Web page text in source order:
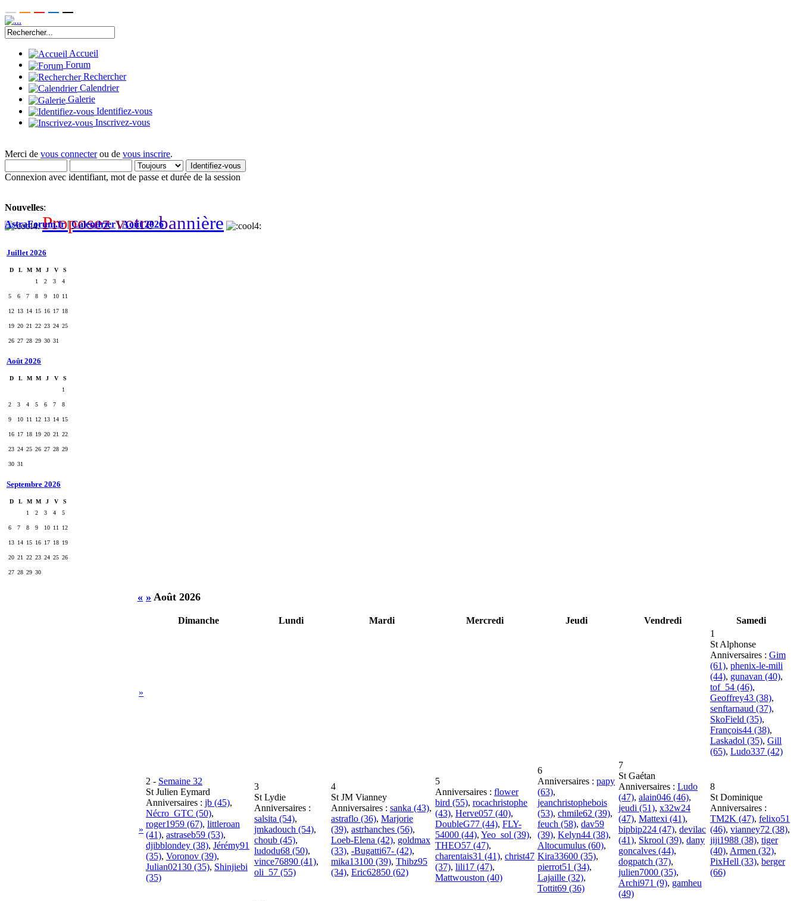
Accueil
Forum
Rechercher
Calendrier
Galerie
Identifiez-vous
Inscrivez-vous
Merci de vous connecterou de vous inscrire.
Connexion avec identifiant, mot de passe et durée de la session
Nouvelles:
Proposez votre bannière
AstraForum.fr|Calendrier|Août 2026
Juillet 2026
D L M M J V
S
1
2 3 4
5 6 7 8 9 10 11
12 13 14 15 16 17 18
19 20 21 22 23 24 25
26 27 28 29 30 31
Août 2026
D L M M J V
S
1
2 3 4 5 6 7 8
9 10 11 12 13 14 15
16 17 18 19 20 21 22
23 24 25 26 27 28 29
30 31
Septembre 2026
D L M M J V
S
1
2 3 4 5
6 7 8 9 10 11 12
13 14 15 16 17 18 19
20 21 22 23 24 25 26
27 28 29 30
« » Août 2026
Dimanche Lundi Mardi Mercredi Jeudi Vendredi Samedi
»
1
St Alphonse
Anniversaires : Gim
(61), phenix-le-mili
(44), gunavan (40),
tof_54 (46),
Geoffrey43 (38),
senftarnaud (37),
SkoField (35),
François44 (38),
Laskadol (35), Gill
(65), Ludo337 (42)
»
2 - Semaine 32
St Julien Eymard
Anniversaires : jb (45),
Nécro_GTC (50),
roger1959 (67), littleroan
(41), astraseb59 (53),
djibblondey (38), Jérémy91
(35), Voronov (39),
Julian02130 (35), Shinjiebi
(35)
3
St Lydie
Anniversaires :
salsita (54),
jmkadouch (54),
choub (45),
ludodu68 (50),
vince76890 (41),
oli_57 (55)
4
St JM Vianney
Anniversaires : sanka (43),
astraflo (36), Marjorie
(39), astrhanches (56),
Loeb-Elena (42), goldmax
(33), -Bugatti67- (42),
mika13100 (39), Thibz95
(34), Eric62850 (62)
5
Anniversaires : flower
bird (55), rocachristophe
(43), Herve057 (40),
DoubleG77 (44), FLY-
54000 (44), Yeo_sol (39),
THEO57 (47),
charentais31 (41), christ47
(37), lili17 (47),
Mattwouston (40)
6
Anniversaires : papy
(63),
jeanchristophebois
(53), chmile62 (39),
feuch (58), dav59
(39), Kelyn44 (38),
Altocumulus (60),
Kira33600 (35),
pierrot51 (34),
Lajaille (32),
Tottit69 (36)
7
St Gaétan
Anniversaires : Ludo
(47), alain046 (46),
jeudi (51), x32w24
(47), Mattexi (41),
bipbip224 (47), devilac
(41), Skrool (39), dany
goncalves (44),
dogpatch (37),
julien7000 (35),
Archi971 (9), gamheu
(49)
8
St Dominique
Anniversaires :
TM2K (47), felixo51
(46), vianney72 (38),
jiji1988 (38), tiger
(40), Armen (32),
PixHell (33), berger
(66)